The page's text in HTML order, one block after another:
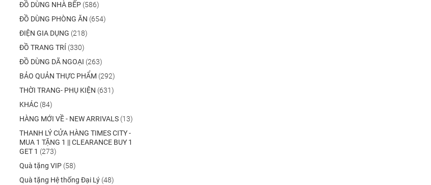
ĐỒ DÙNG NHÀ BẾP (586)
ĐỒ DÙNG PHÒNG ĂN (654)
ĐIỆN GIA DỤNG (218)
ĐỒ TRANG TRÍ (330)
ĐỒ DÙNG DÃ NGOẠI (263)
BẢO QUẢN THỰC PHẨM (292)
THỜI TRANG- PHỤ KIỆN (631)
KHÁC (84)
HÀNG MỚI VỀ - NEW ARRIVALS (13)
THANH LÝ CỬA HÀNG TIMES CITY -
MUA 1 TẶNG 1 || CLEARANCE BUY 1
GET 1 (273)
Quà tặng VIP (58)
Quà tặng Hệ thống Đại Lý (48)